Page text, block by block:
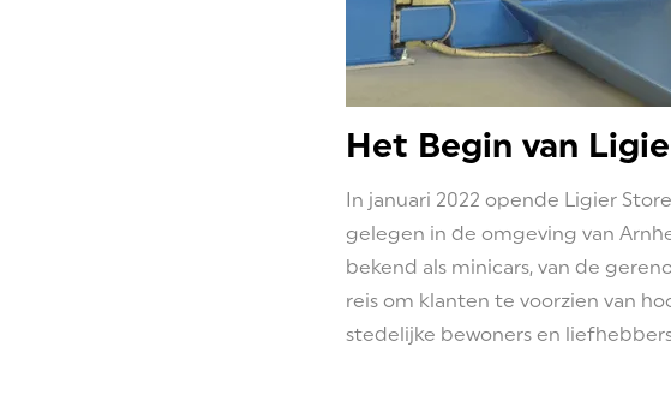
Het Begin van
In januari 2022 opende Ligier
gelegen in de omgeving van
bekend als minicars, van de
reis om klanten te voorzien van
stedelijke bewoners en